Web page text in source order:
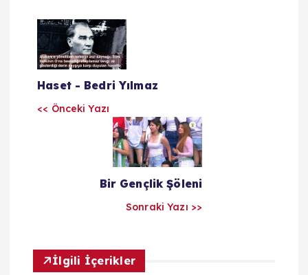
Y
a
zHaset - Bedri Yılmaz
<< Önceki Yazı
Bir Gençlik Şöleni
Sonraki Yazı >>
İlgili İçerikler